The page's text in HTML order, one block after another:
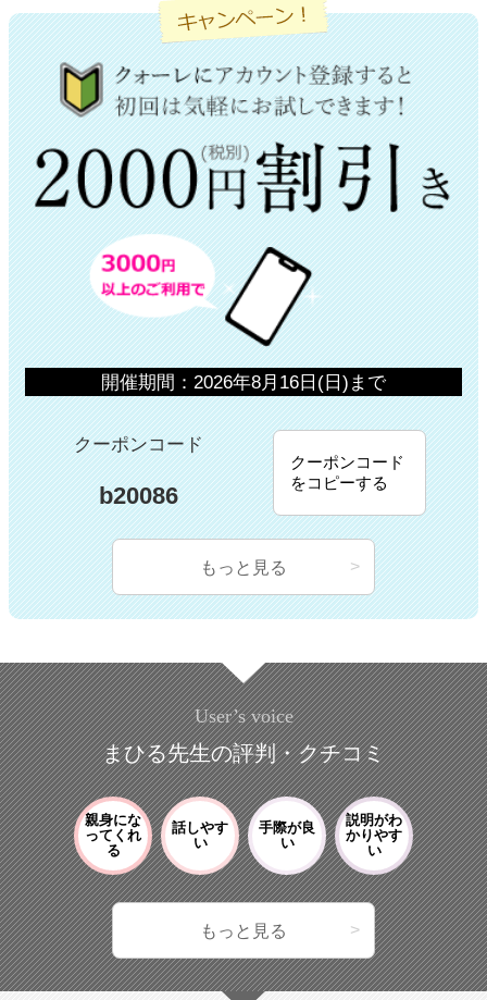
開催期間：2026年8月16日(日)まで
クーポンコード
b20086
クーポンコード
をコピーする
もっと見る
User’s voice
まひる先生の評判・クチコミ
親身にな
ってくれ
る
話しやす
い
手際が良
い
説明がわ
かりやす
い
もっと見る